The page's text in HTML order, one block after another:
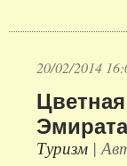
20/02/2014
Туризм |